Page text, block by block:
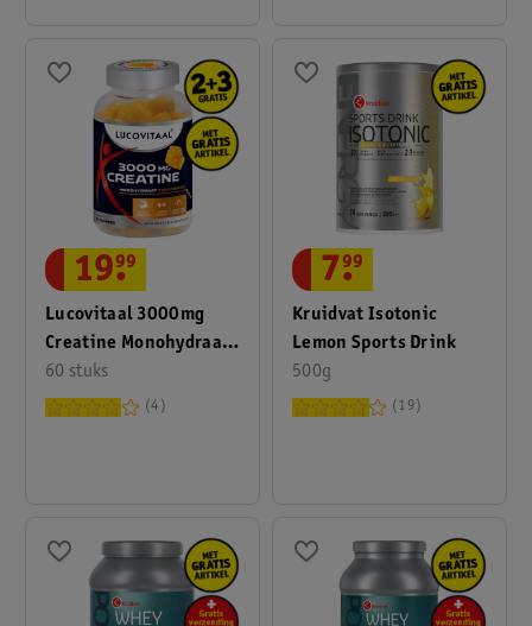
Lucovitaal 3000mg
Creatine Monohydraat
Gummies
60 stuks
19.
99
4
Kruidvat Isotonic
Lemon Sports Drink
500g
7.
99
19